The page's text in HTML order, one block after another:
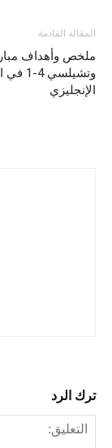
المقالة القادمة
ملخص وأهداف
الإنجليزي
ترك الرد